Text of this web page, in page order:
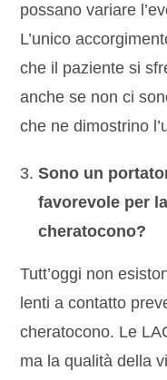
possano variare
L’unico
che il paziente si
anche se non ci
che ne dimostrino
Sono un
favorevole per
cheratocono?
Tutt’oggi non
lenti a contatto
cheratocono. Le
ma la qualità della